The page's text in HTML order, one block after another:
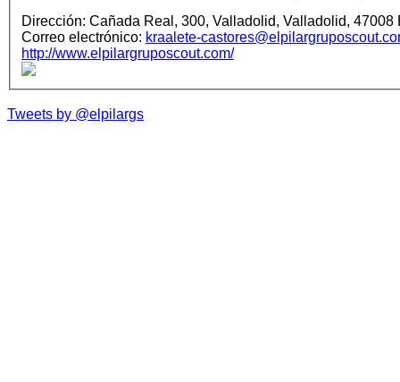
Dirección: Cañada Real, 300, Valladolid, Valladolid, 47008
Correo electrónico: kraalete-
http://www.elpilargruposcout.com/
Tweets by @elpilargs